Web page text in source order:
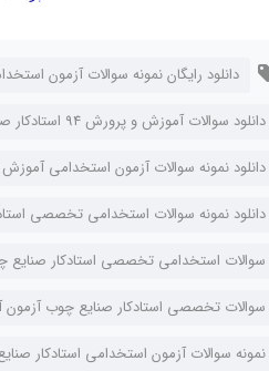
دانلود رایگان نمونه سوالات آزمون
دانلود سوالات آموزش و پرورش 94 استادکار صنایع چوب
دانلود نمونه سوالات آزمون استخدامی آموزش
دانلود نمونه سوالات استخدامی تخصصی
سوالات استخدامی تخصصی استادکار صنایع
سوالات تخصصی استادکار صنایع چوب
نمونه سوالات آزمون استخدامی استادکار